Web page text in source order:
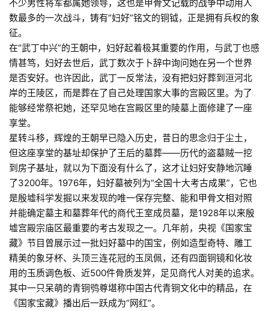
不少男性将军都属她领导，这也是甲骨文记载的战争中动用人
数最多的一次战斗，铸有“妇好”铭文的铜钺，正是拥有兵权的象
征。
在“武丁中兴”的王朝中，妇好起着极其重要的作用，与武丁也感
情甚笃，妇好去世后，武丁数次于卜辞中询问她在另一个世界
是否安好。也许因此，武丁一反常法，没有把妇好葬到洹河北
岸的王陵区，而是葬在了自己处理国家大事的宫殿区里。为了
能够经常祭祀她，还罕见地在宫殿区里的陵墓上面修建了一座
享堂。
星转斗移，辉煌的王朝早已隐入历史，昔日的思念归于尘土，
但这座享堂的基址却保护了王后的墓葬——历代的盗墓贼一挖
到房子基址，就以为下面没有什么了，这才让妇好安静地沉睡
了3200年。1976年，妇好墓被列为“全国十大考古成果”，它也
是殷墟科学发掘以来发现的唯一保存完整、能和甲骨文相对照
并能确定墓主和墓葬年代的商代王室成员墓，是1928年以来殷
墟宫殿宗庙区最重要的考古发现之一。几年前，央视《国家宝
藏》节目曾展示过一批妇好墓中的国宝，例如造型奇特、雕工
精美的象牙杯、头顶三连花冠的玉凤佩，还有四面铜镜和化妆
用的玉质调色板、近500件骨质发笄，足见商代人对美的追求。
其中一只呆萌的青铜鸮尊堪称中国古代青铜文化中的精品，在
《国家宝藏》播出后一跃成为“网红”。